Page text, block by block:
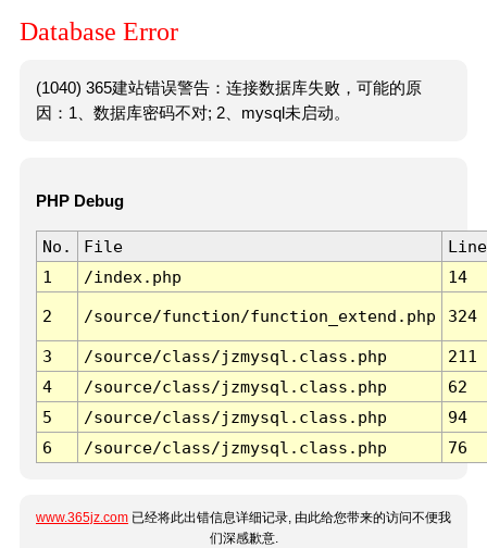
Database Error
(1040) 365建站错误警告：连接数据库失败，可能的原
因：1、数据库密码不对; 2、mysql未启动。
PHP Debug
No. File
Line
1
/index.php 14
2 /source/function/function_extend.php 324
3 /source/class/jzmysql.class.php
211
4
/source/class/jzmysql.class.php
62
5
/source/class/jzmysql.class.php
94
6
/source/class/jzmysql.class.php 76
www.365jz.com 已经将此出错信息详细记录, 由此给您带来的访问不便我
们深感歉意.